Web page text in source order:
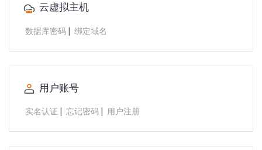
云虚拟主机
数据库密码 | 绑定域名
用户账号
实名认证 | 忘记密码 | 用户注册